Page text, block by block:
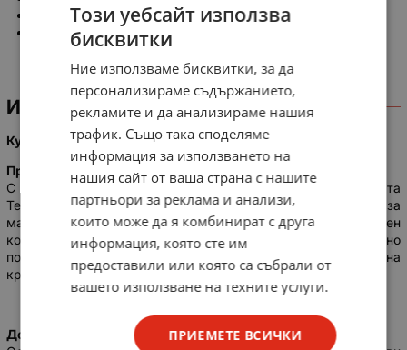
Захранване: 1x CR2032
EAN: 5901890111768
ИНФОРМАЦИЯ
Кухненска везна стъкло черно
Прецизност във всеки грам
С максимално тегло от 5 kg и минимално тегло от 5 g, везната
Teesa е подходяща както за големи порции храна, така и за
малки добавки. С точност до 1 g уредът позволява прецизен
контрол на количеството на съставките, което е особено
полезно при печене, където всеки грам може да повлияе на
крайния резултат.
Допълнителна функционалност
Този уебсайт използва
бисквитки
Ние използваме бисквитки, за да
персонализираме съдържанието,
рекламите и да анализираме нашия
трафик. Също така споделяме
информация за използването на
нашия сайт от ваша страна с нашите
партньори за реклама и анализи,
които може да я комбинират с друга
информация, която сте им
предоставили или която са събрали от
вашето използване на техните услуги.
ПРИЕМЕТЕ ВСИЧКИ